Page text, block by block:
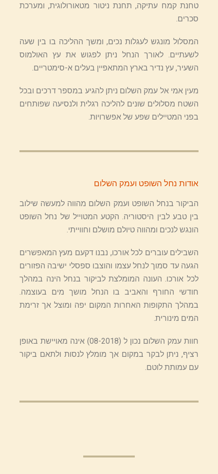
טחנת קמח עתיקה, תחנת ניטור מטאורולוגית, ומערכת
סכרים.
המסלול מונגש לעגלות נכים, ומשך ההליכה בו בין שעה
לשעתיים. לאורך הנחל ניתן לפגוש את עץ האולמוס
השעיר, עץ נדיר בארץ המתאפיין בעלים א-סימטריים.
מעין אמי אל עמק השלום ניתן להגיע במספר דרכים ובכל
השטח מסלולים שונים להליכה רגלית ולנסיעה שפותחים
בפני המטיילים שפע של אפשרויות.
אודות נחל השופט ועמק השלום
הביקור בנחל השופט ועמק השלום מהווה למעשה שילוב
בין טבע לבין היסטוריה. הקטע המטוייל של נחל השופט
הונגש לנכים ומהווה טיולם מושלם וחווייתי.
השבילים עוברים לכל אורכו, נבנו דקעם מעץ המאפשרים
הגעה עד סמוך לנחל עצמו והוצבו ספסלי ישיבה הפזורים
לכל אורכו. העונה המומלצת לביקור בנחל הינה במהלך
חודשי החורף והאביב בו הנחל מושך מים בעוצמה.
במהלך התקופות האחרות המקום יפה ומוצל אך זרימת
המים מינורית.
חוות עמק השלום נכון ל (08-2018) אינה מאויישת באופן
רציף, ניתן לבקר במקום אך מומלץ לנסות ולתאם ביקור
עם עמותת לוטם.